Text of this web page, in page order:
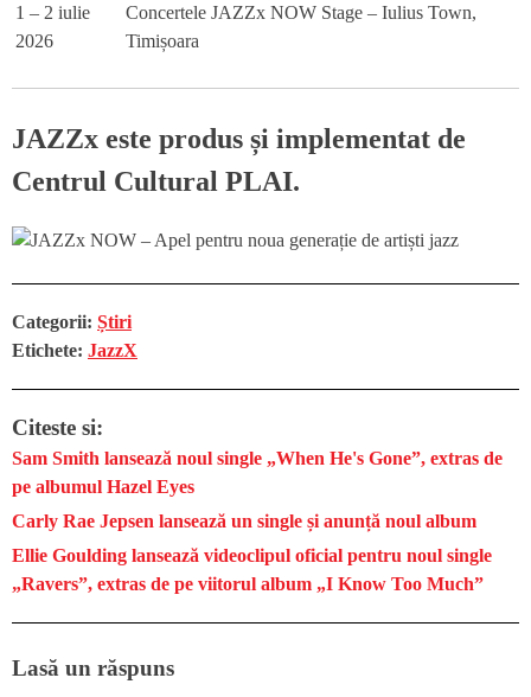
1 – 2 iulie
2026
Concertele JAZZx NOW Stage – Iulius Town,
Timișoara
JAZZx este produs și implementat de
Centrul Cultural PLAI.
Categorii: Știri
Etichete: JazzX
Citeste si:
Sam Smith lansează noul single „When He's Gone”, extras de
pe albumul Hazel Eyes
Carly Rae Jepsen lansează un single și anunță noul album
Ellie Goulding lansează videoclipul oficial pentru noul single
„Ravers”, extras de pe viitorul album „I Know Too Much”
Lasă un răspuns